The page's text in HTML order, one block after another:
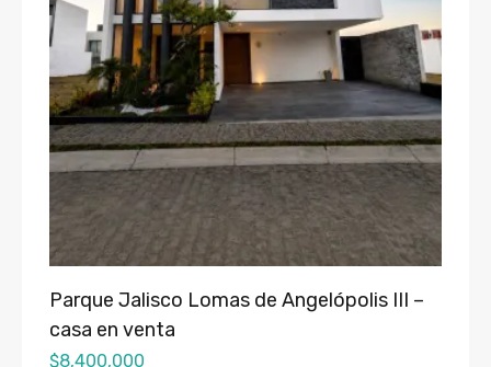
Parque Jalisco Lomas de Angelópolis III –
casa en venta
$8,400,000